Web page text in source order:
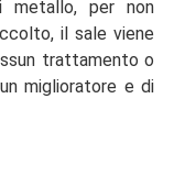
per non
il sale viene
trattamento o
miglioratore e di